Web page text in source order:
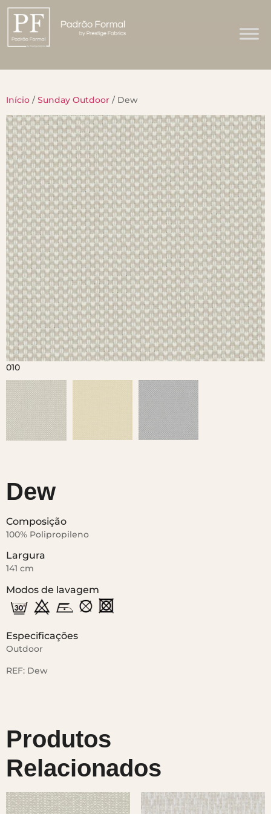
Início /Sunday Outdoor / Dew
Dew
Composição
100% Polipropileno
Largura
141 cm
Modos de lavagem
Especificações
Outdoor
REF: Dew
Produtos
Relacionados